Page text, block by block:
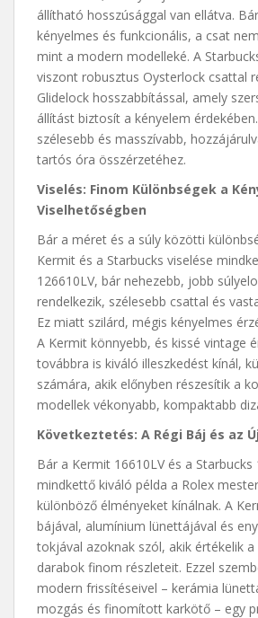
állítható hosszúsággal van ellátva.
kényelmes és funkcionális, a csat
mint a modern modelleké. A
viszont robusztus Oysterlock csattal
Glidelock hosszabbítással, amely
állítást biztosít a kényelem
szélesebb és masszívabb,
tartós óra összérzetéhez.
Viselés: Finom Különbségek a
Viselhetőségben
Bár a méret és a súly közötti
Kermit és a Starbucks viselése
126610LV, bár nehezebb, jobb
rendelkezik, szélesebb csattal és
Ez miatt szilárd, mégis kényelmes
A Kermit könnyebb, és kissé vintage
továbbra is kiváló illeszkedést kínál,
számára, akik előnyben részesítik a
modellek vékonyabb, kompaktabb
Következtetés: A Régi Báj és az
Bár a Kermit 16610LV és a Starbucks
mindkettő kiváló példa a Rolex
különböző élményeket kínálnak. A
bájával, alumínium lünettájával és
tokjával azoknak szól, akik értékelik
darabok finom részleteit. Ezzel
modern frissítéseivel – kerámia
mozgás és finomított karkötő – egy